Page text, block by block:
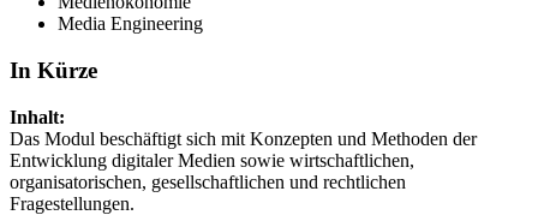
Media Engineering
In Kürze
Inhalt:
Das Modul beschäftigt sich mit Konzepten und Methoden der
Entwicklung digitaler Medien sowie wirtschaftlichen,
organisatorischen, gesellschaftlichen und rechtlichen
Fragestellungen.